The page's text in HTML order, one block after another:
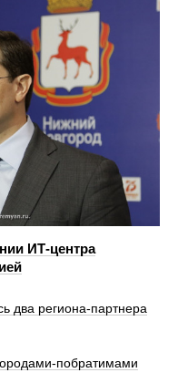
ИТ-центра
два региона-партнера
побратимами